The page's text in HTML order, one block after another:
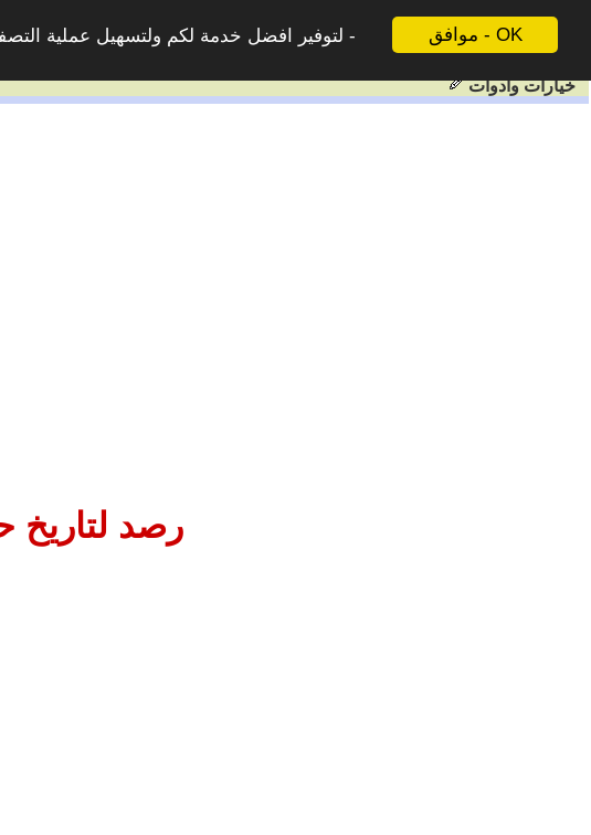
موافق - OK
لتوفير افضل خدمة لكم ولتسهيل عملية
خيارات وادوات
رصد لتاريخ